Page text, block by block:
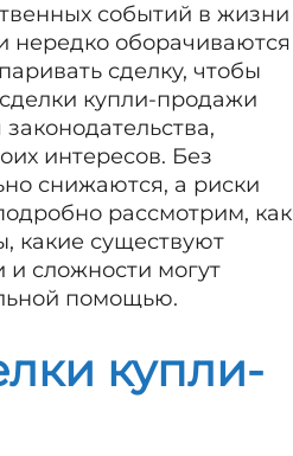
событий в жизни
нередко оборачиваются
сделку, чтобы
купли-продажи
интересов. Без
снижаются, а риски
рассмотрим, как
какие существуют
и сложности могут
помощью.
купли-